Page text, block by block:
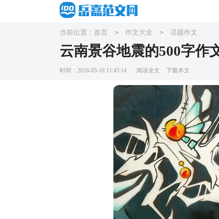
当前位置： 首页 > 作文大全 > 话题作文
云南景谷地震的500字作
时间：2026-05-18 11:45:14 阅读全文 下载本文